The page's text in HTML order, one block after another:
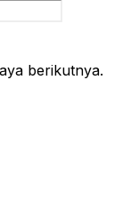
berikutnya.